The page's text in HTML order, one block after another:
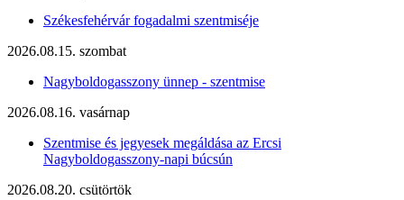
Székesfehérvár fogadalmi szentmiséje
2026.08.15. szombat
Nagyboldogasszony ünnep - szentmise
2026.08.16. vasárnap
Szentmise és jegyesek megáldása az Ercsi
Nagyboldogasszony-napi búcsún
2026.08.20. csütörtök